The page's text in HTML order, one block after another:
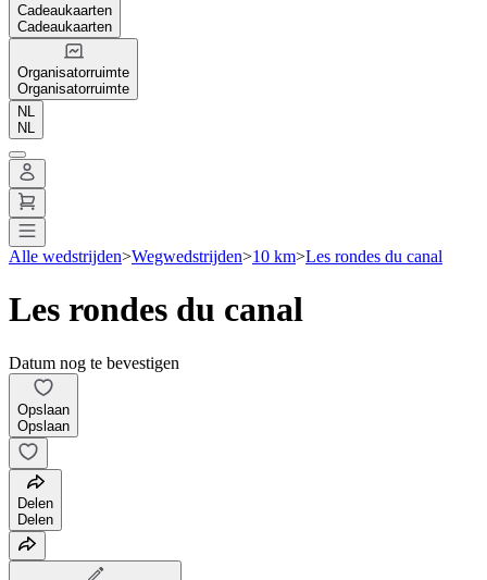
Cadeaukaarten
Cadeaukaarten
Organisatorruimte
Organisatorruimte
NL
NL
Alle wedstrijden>Wegwedstrijden>10 km>Les rondes du canal
Les rondes du canal
Datum nog te bevestigen
Opslaan
Opslaan
Delen
Delen